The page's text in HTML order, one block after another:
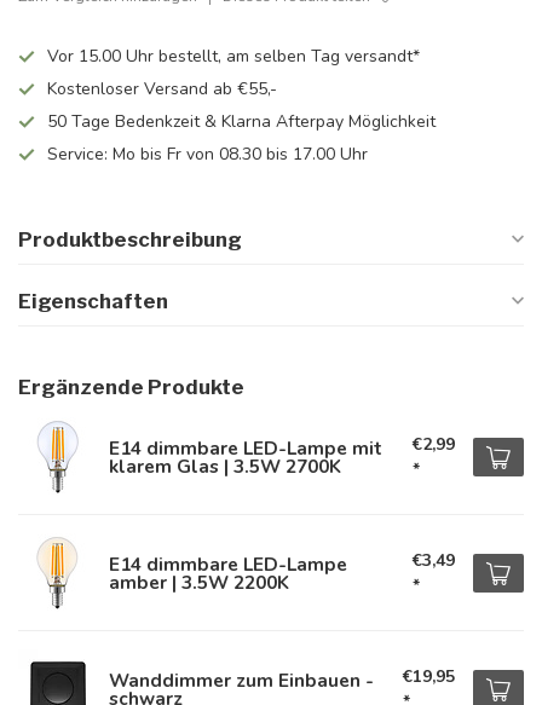
Vor 15.00 Uhr bestellt, am selben Tag versandt*
Kostenloser Versand ab €55,-
50 Tage Bedenkzeit & Klarna Afterpay Möglichkeit
Service: Mo bis Fr von 08.30 bis 17.00 Uhr
Produktbeschreibung
Eigenschaften
Ergänzende Produkte
E14 dimmbare LED-Lampe mit
klarem Glas | 3.5W 2700K
€2,99
*
E14 dimmbare LED-Lampe
amber | 3.5W 2200K
€3,49
*
Wanddimmer zum Einbauen -
schwarz
€19,95